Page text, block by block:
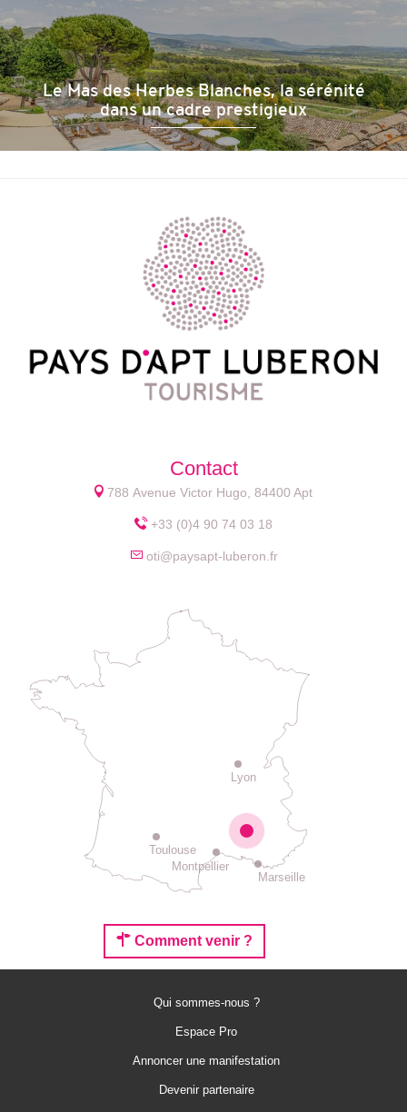
Le Mas des Herbes Blanches, la sérénité
dans un cadre prestigieux
Contact
788 Avenue Victor Hugo, 84400 Apt
+33 (0)4 90 74 03 18
oti@paysapt-luberon.fr
Lyon
Montpellier
Toulouse
Marseille
Comment venir ?
Qui sommes-nous ?
Espace Pro
Annoncer une manifestation
Devenir partenaire